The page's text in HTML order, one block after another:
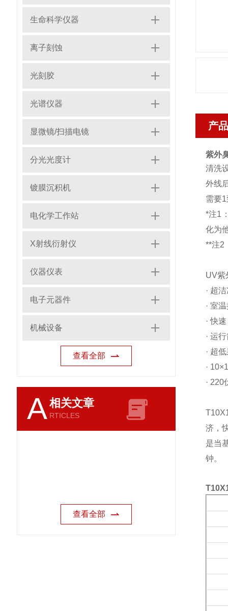
生命科学仪器
离子刻蚀
光刻胶
光谱仪器
显微镜/扫描电镜
分光光度计
镀膜沉积机
电化学工作站
X射线衍射仪
仪器仪表
电子元器件
机械设备
查看全部
A相关文章
RTICLES
查看全部
产
紫外
清洗
外线
需要
*注1
化为
**注2
UV紫
· 超
· 室
·快
· 运
· 超
·
· 220
济，
是当
钟。